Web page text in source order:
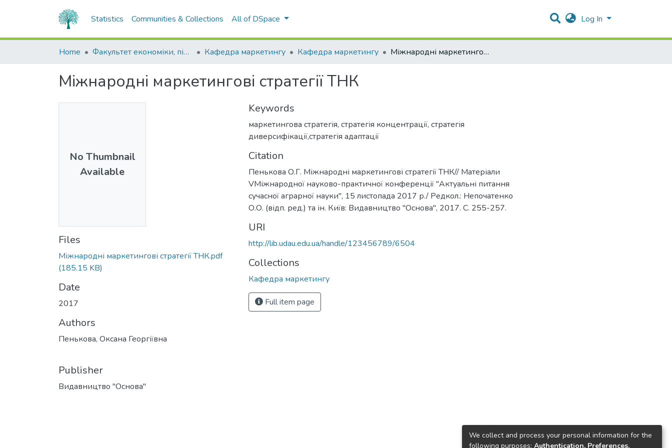
Statistics Communities & Collections All of DSpace Log In
Home Факультет економіки, підприємництва та інформаційних технологій Кафедра маркетингу Кафедра маркетингу Міжнародні маркетингові стратегії ТНК
Міжнародні маркетингові стратегії ТНК
No Thumbnail
Available
Files
Міжнародні маркетингові стратегії ТНК.pdf
(185.15 KB)
Date
2017
Authors
Пенькова, Оксана Георгіївна
Publisher
Видавництво "Основа"
Keywords
маркетингова стратегія, стратегія концентрації, стратегія
диверсифікації,стратегія адаптації
Citation
Пенькова О.Г. Міжнародні маркетингові стратегії ТНК// Матеріали
VМіжнародної науково-практичної конференції "Актуальні питання
сучасної аграрної науки", 15 листопада 2017 р./ Редкол.: Непочатенко
О.О. (відп. ред.) та ін. Київ: Видавництво "Основа", 2017. С. 255-257.
URI
http://lib.udau.edu.ua/handle/123456789/6504
Collections
Кафедра маркетингу
Full item page
We collect and process your personal information for the
following purposes: Authentication, Preferences,